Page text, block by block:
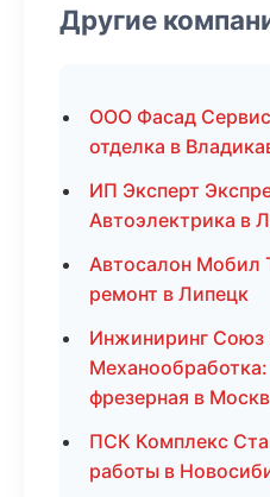
Другие
ООО Фасад
отделка в
ИП Эксперт
Автоэлектрика в
Автосалон Мобил
ремонт в Липецк
Инжиниринг Союз
фрезерная в
ПСК Комплекс
работы в